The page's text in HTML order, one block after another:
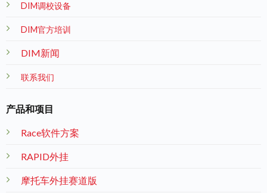
DIM调校设备
DIM官方培训
DIM新闻
联系我们
产品和项目
Race软件方案
RAPID外挂
摩托车外挂赛道版